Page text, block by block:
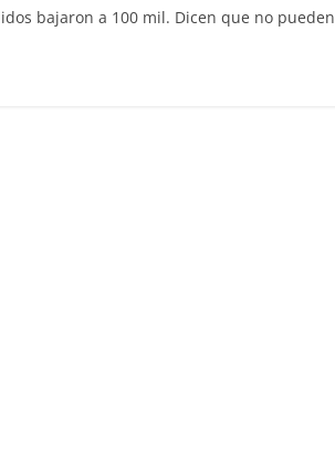
bajaron a 100 mil. Dicen que no pueden